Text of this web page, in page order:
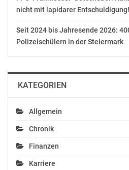
2 Joker zu je EUR 283.776,20
16 mal EUR 7.700,00
10.505 mal EUR 7,00
105.217 mal EUR 1,50
Joker Zahl: 0 2 4 1 6 3
Österreichische Lotterien
Günter Engelhart
nicht mit lapidarer Entschuldigung!
Seit 2024 bis Jahresende 2026:
Polizeischülern in der Steiermark
KATEGORIEN
Allgemein
Chronik
Finanzen
Karriere